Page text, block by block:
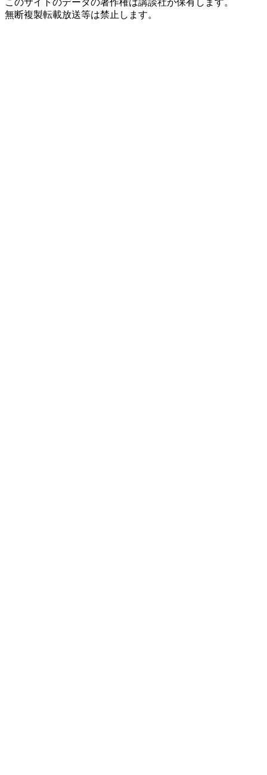
このサイトのデータの著作権は講談社が保有します。
無断複製転載放送等は禁止します。